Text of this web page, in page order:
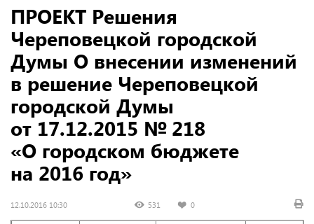
ПРОЕКТ Решения
Череповецкой городской
Думы О внесении изменений
в решение Череповецкой
городской Думы
от 17.12.2015 № 218
«О городском бюджете
на 2016 год»
12.10.2016 10:30 531 0